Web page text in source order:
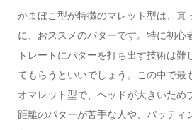
かまぼこ型が特徴のマレット型は、真
に、おススメのパターです。特に初心
トレートにパターを打ち出す技術は難
てもらうといいでしょう。この中で最
オマレット型で、ヘッドが大きいため
距離のパターが苦手な人や、パッティ